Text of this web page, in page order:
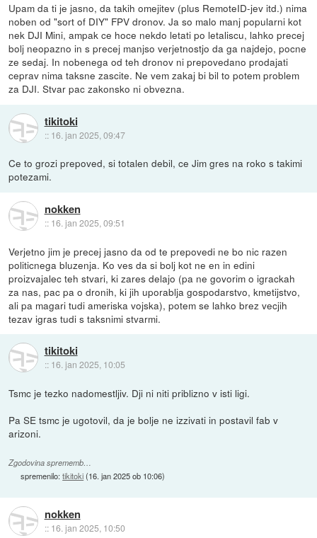
Upam da ti je jasno, da takih omejitev (plus RemoteID-jev itd.) nima
noben od "sort of DIY" FPV dronov. Ja so malo manj popularni kot
nek DJI Mini, ampak ce hoce nekdo letati po letaliscu, lahko precej
bolj neopazno in s precej manjso verjetnostjo da ga najdejo, pocne
ze sedaj. In nobenega od teh dronov ni prepovedano prodajati
ceprav nima taksne zascite. Ne vem zakaj bi bil to potem problem
za DJI. Stvar pac zakonsko ni obvezna.
tikitoki
:: 16. jan 2025, 09:47
Ce to grozi prepoved, si totalen debil, ce Jim gres na roko s takimi
potezami.
nokken
:: 16. jan 2025, 09:51
Verjetno jim je precej jasno da od te prepovedi ne bo nic razen
politicnega bluzenja. Ko ves da si bolj kot ne en in edini
proizvajalec teh stvari, ki zares delajo (pa ne govorim o igrackah
za nas, pac pa o dronih, ki jih uporablja gospodarstvo, kmetijstvo,
ali pa magari tudi ameriska vojska), potem se lahko brez vecjih
tezav igras tudi s taksnimi stvarmi.
tikitoki
:: 16. jan 2025, 10:05
Tsmc je tezko nadomestljiv. Dji ni niti priblizno v isti ligi.
Pa SE tsmc je ugotovil, da je bolje ne izzivati in postavil fab v
arizoni.
Zgodovina sprememb…
spremenilo:tikitoki(16. jan 2025 ob 10:06)
nokken
:: 16. jan 2025, 10:50